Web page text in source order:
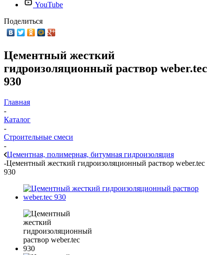
YouTube
Поделиться
Цементный жесткий
гидроизоляционный раствор weber.tec
930
Главная
-
Каталог
-
Строительные смеси
-
Цементная, полимерная, битумная гидроизоляция
-Цементный жесткий гидроизоляционный раствор weber.tec
930